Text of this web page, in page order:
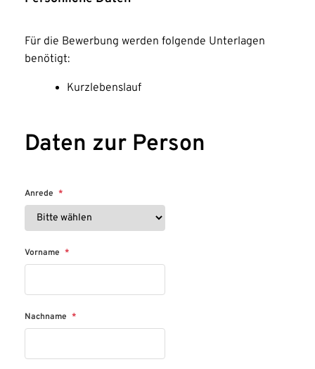
Für die Bewerbung werden folgende Unterlagen
benötigt:
Kurzlebenslauf
Daten zur Person
Anrede *
Vorname *
Nachname *